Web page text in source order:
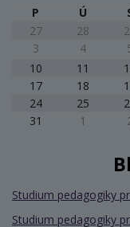
P
Ú
27
28
3
4
10
11
17
18
24
25
31
1
Studium pedagogiky
Studium pedagogiky